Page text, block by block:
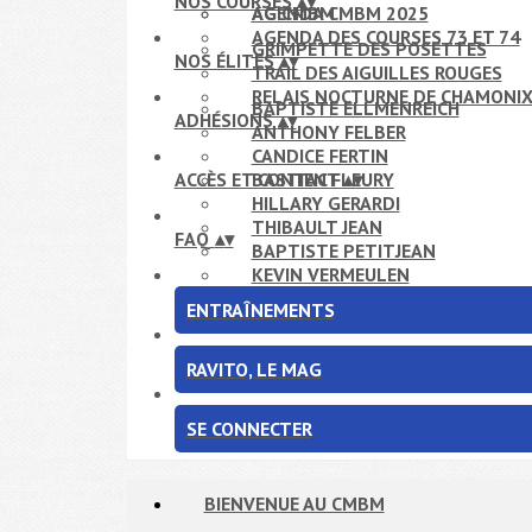
AG CMBM
AGENDA CMBM 2025
AGENDA DES COURSES 73 ET 74
GRIMPETTE DES POSETTES
TRAIL DES AIGUILLES ROUGES
RELAIS NOCTURNE DE CHAMONIX
NOS ÉLITES▴▾
BAPTISTE ELLMENREICH
ANTHONY FELBER
CANDICE FERTIN
BASTIEN FLEURY
HILLARY GERARDI
THIBAULT JEAN
BAPTISTE PETITJEAN
KEVIN VERMEULEN
ADHÉSIONS▴▾
ACCÈS ET CONTACT▴▾
FAQ ▴▾
ENTRAÎNEMENTS
RAVITO, LE MAG
SE CONNECTER
BIENVENUE AU CMBM